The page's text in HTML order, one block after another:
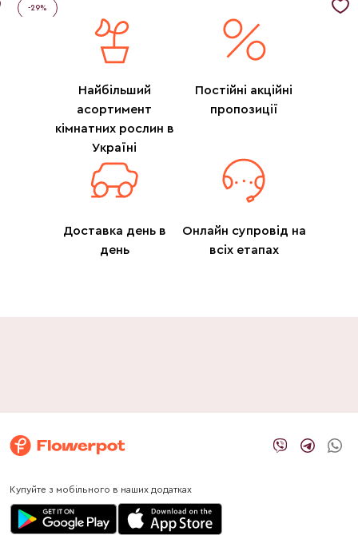
-29%
Найбільший
асортимент
кімнатних рослин в
Україні
Постійні акційні
пропозиції
Доставка день в
день
Онлайн супровід на
всіх етапах
Купуйте з мобільного в наших додатках